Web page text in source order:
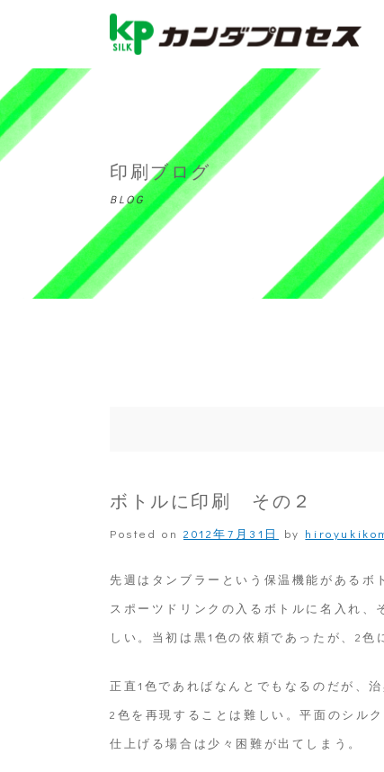
印刷ブログ
BLOG
ボトルに印刷 その２
Posted on 2012年7月31日 by
先週はタンブラーという保温機能がある
スポーツドリンクの入るボトルに名入れ
しい。当初は黒1色の依頼であったが、2色
正直1色であればなんとでもなるのだが、
2色を再現することは難しい。平面のシル
仕上げる場合は少々困難が出てしまう。